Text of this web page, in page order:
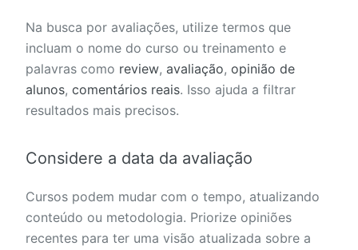
Na busca por avaliações, utilize termos que
incluam o nome do curso ou treinamento e
palavras como review, avaliação, opinião de
alunos, comentários reais. Isso ajuda a filtrar
resultados mais precisos.
Considere a data da avaliação
Cursos podem mudar com o tempo, atualizando
conteúdo ou metodologia. Priorize opiniões
recentes para ter uma visão atualizada sobre a